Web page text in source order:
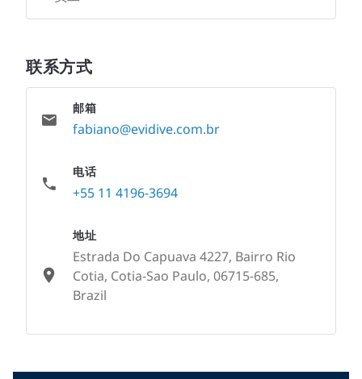
联系方式
邮箱
fabiano@evidive.com.br
电话
+55 11 4196-3694
地址
Estrada Do Capuava 4227, Bairro Rio
Cotia, Cotia-Sao Paulo, 06715-685,
Brazil